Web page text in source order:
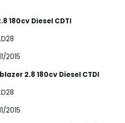
180cv Diesel CDTI
2015
2.8 180cv Diesel CTDI
2015